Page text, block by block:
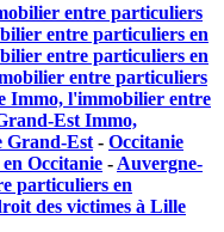
entre particuliers
entre particuliers en
entre particuliers en
entre particuliers
Immo, l'immobilier entre
Est Immo,
Grand-Est - Occitanie
Occitanie - Auvergne-
particuliers en
des victimes à Lille